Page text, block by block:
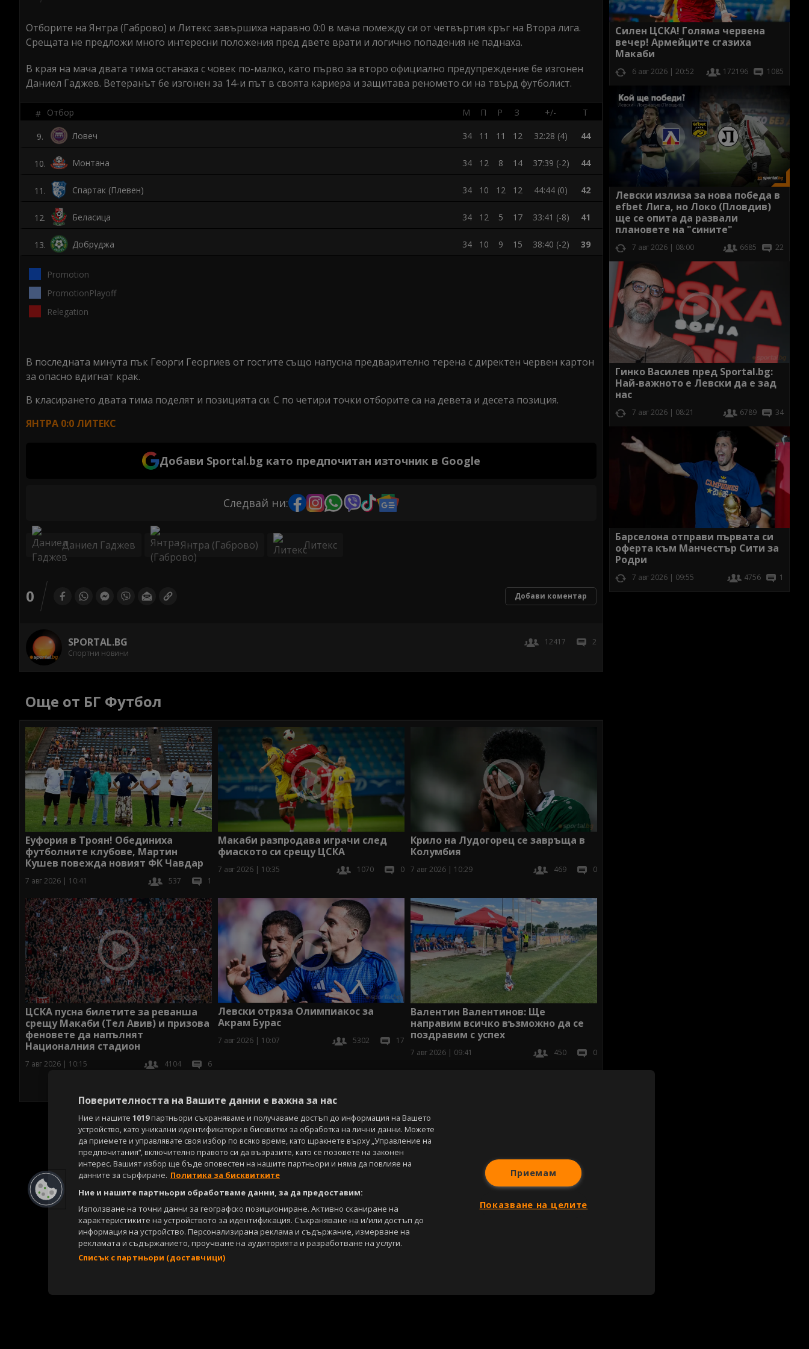
Отборите на Янтра (Габрово) и Литекс завършиха наравно 0:0 в мача помежду си от четвъртия кръг на Втора лига.
Срещата не предложи много интересни положения пред двете врати и логично попадения не паднаха.
В края на мача двата тима останаха с човек по-малко, като първо за второ официално предупреждение бе изгонен
Даниел Гаджев. Ветеранът бе изгонен за 14-и път в своята кариера и защитава реномето си на твърд футболист.
# Отбор М П Р З +/- Т
9. Ловеч 34 11 11 12 32:28 (4) 44
10. Монтана 34 12 8 14 37:39 (-2) 44
11 . Спартак (Плевен) 34 10 12 12 44:44 (0) 42
12. Беласица 34 12 5 17 33:41 (-8) 41
13. Добруджа 34 10 9 15 38:40 (-2) 39
Promotion
PromotionPlayoff
Relegation
В последната минута пък Георги Георгиев от гостите също напусна предварително терена с директен червен картон
за опасно вдигнат крак.
В класирането двата тима поделят и позицията си. С по четири точки отборите са на девета и десета позиция.
ЯНТРА 0:0 ЛИТЕКС
Добави Sportal.bg като предпочитан източник в Google
Следвай ни:
Даниел Гаджев Янтра (Габрово) Литекс
0 Добави коментар
SPORTAL.BG
Спортни новини
12417 2
Още от БГ Футбол
Еуфория в Троян! Обединиха
футболните клубове, Мартин
Кушев повежда новият ФК Чавдар
7 авг 2026 | 10:41 537 1
Макаби разпродава играчи след
фиаското си срещу ЦСКА
7 авг 2026 | 10:35 1070 0
Крило на Лудогорец се завръща в
Колумбия
7 авг 2026 | 10:29 469 0
ЦСКА пусна билетите за реванша
срещу Макаби (Тел Авив) и призова
феновете да напълнят
Националния стадион
7 авг 2026 | 10:15 4104 6
Левски отряза Олимпиакос за
Акрам Бурас
7 авг 2026 | 10:07 5302 17
Валентин Валентинов: Ще
направим всичко възможно да се
поздравим с успех
7 авг 2026 | 09:41 450 0
Силен ЦСКА! Голяма червена
вечер! Армейците сгазиха
Макаби
6 авг 2026 | 20:52 172196 1085
Левски излиза за нова победа в
efbet Лига, но Локо (Пловдив)
ще се опита да развали
плановете на "сините"
7 авг 2026 | 08:00 6685 22
Гинко Василев пред Sportal.bg:
Най-важното е Левски да е зад
нас
7 авг 2026 | 08:21 6789 34
Барселона отправи първата си
оферта към Манчестър Сити за
Родри
7 авг 2026 | 09:55 4756 1
Поверителността на Вашите данни е важна за нас
Ние и нашите 1019партньори съхраняваме и получаваме достъп до информация на Вашето
устройство, като уникални идентификатори в бисквитки за обработка на лични данни. Можете
да приемете и управлявате своя избор по всяко време, като щракнете върху „Управление на
предпочитания“, включително правото си да възразите, като се позовете на законен
интерес. Вашият избор ще бъде оповестен на нашите партньори и няма да повлияе на
данните за сърфиране. Политика за бисквитките
Ние и нашите партньори обработваме данни, за да предоставим:
Използване на точни данни за географско позициониране. Активно сканиране на
характеристиките на устройството за идентификация. Съхраняване на и/или достъп до
информация на устройство. Персонализирана реклама и съдържание, измерване на
рекламата и съдържанието, проучване на аудиторията и разработване на услуги.
Списък с партньори (доставчици)
Приемам
Показване на целите